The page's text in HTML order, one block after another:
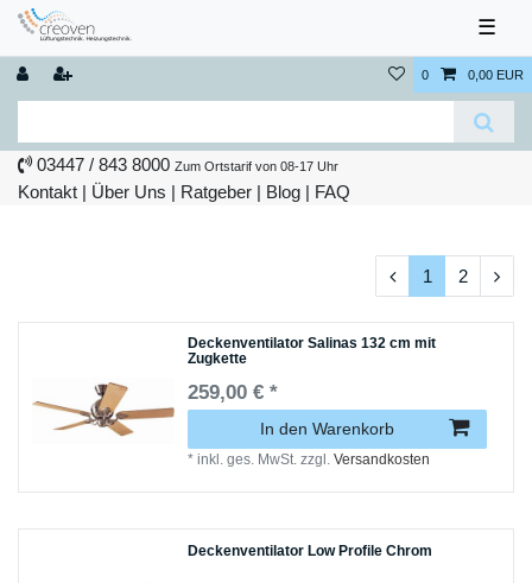
☰
0 0,00 EUR
03447 / 843 8000 Zum Ortstarif von 08-17 Uhr
Kontakt | Über Uns | Ratgeber | Blog | FAQ
1 2
Deckenventilator Salinas 132 cm mit
Zugkette
259,00 € *
In den Warenkorb
*inkl. ges. MwSt. zzgl.Versandkosten
Deckenventilator Low Profile Chrom